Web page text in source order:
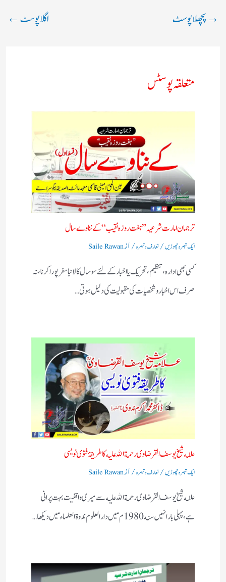
→پچھلا پوسٹ اگلا پوسٹ←
متعلقہ پوسٹس
ترجمان امارت شرعیہ ” ہفت روزہ نقیب “کے نناوے سال
ایک تبصرہ چھوڑیں/تعارف و تبصرہ/ ازSaile Rawan
کسی بھی ادارہ ،تنظیم ،تحریک یا اخبار کے لئے سوسال کا لانبا سفر پورا کرنا ،نہ
صرف اس اخبار وشخصیات کی مقبولیت کی دلیل ہوتی…
علامه شيخ يوسف القرضاوى رحمة الله عليه كا طريقۂ فتوى نويسى
ایک تبصرہ چھوڑیں/تعارف و تبصرہ/ ازSaile Rawan
علامه شيخ يوسف القرضاوى رحمة الله عليه سے ميرى واقفيت بہت پرانى
ہے، پہلى بار انہيں سنه 1980م ميں دار العلوم ندوة العلماء ميں ديكها…